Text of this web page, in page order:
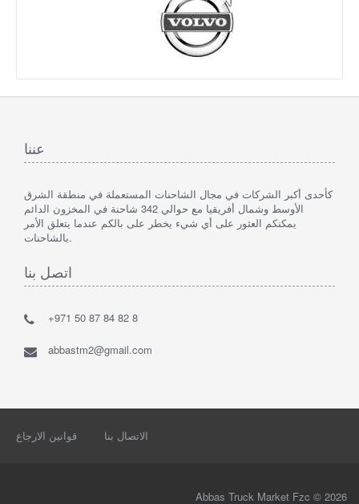
عننا
كأحدى أكبر الشركات في مجال الشاحنات المستعملة في منطقة الشرق
الأوسط وشمال أفريقيا مع حوالي 342 شاحنة في المخزون الدائم
يمكنكم العثور على أي شيء يخطر على بالكم عندما يتعلق الأمر
بالشاحنات.
اتصل بنا
+971 50 87 84 82 8
abbastm2@gmail.com
قوانين الارجاع الاتصال بنا
Abbas Truck Market Fzc © 2026